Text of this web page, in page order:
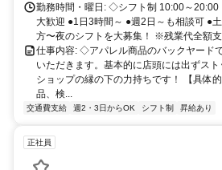
勤務時間・曜日: ◇シフト制 10:00～20:00
大歓迎 ●1日3時間～ ●週2日～も相談可 ●
方〜夜のシフトを大募集！ ※残業代全額
仕事内容: ◇アパレル商品のバックヤード
いただきます。基本的に店頭には出ずス
ショップの縁の下の力持ちです！ 【具体
品、検...
交通費支給 週2・3日からOK シフト制 昇給あり
正社員